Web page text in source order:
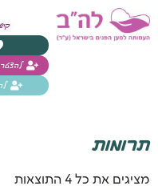
תרומות
מציגים את כל ⁦4⁩ התוצאות